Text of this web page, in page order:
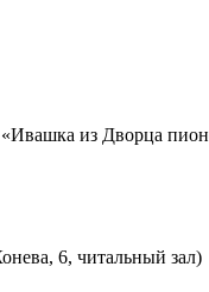
из Дворца
6, читальный зал)